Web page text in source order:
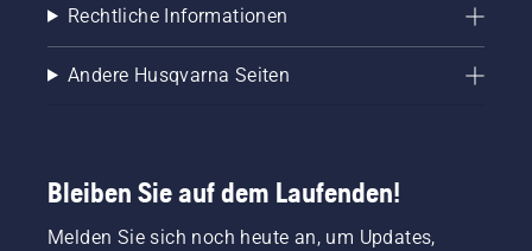
Rechtliche Informationen
Andere Husqvarna Seiten
Bleiben Sie auf dem Laufenden!
Melden Sie sich noch heute an, um Updates,